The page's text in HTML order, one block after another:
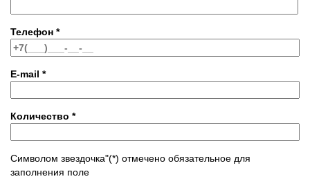
Телефон *
E-mail *
Количество *
Символом звездочка"(*) отмечено обязательное для
заполнения поле